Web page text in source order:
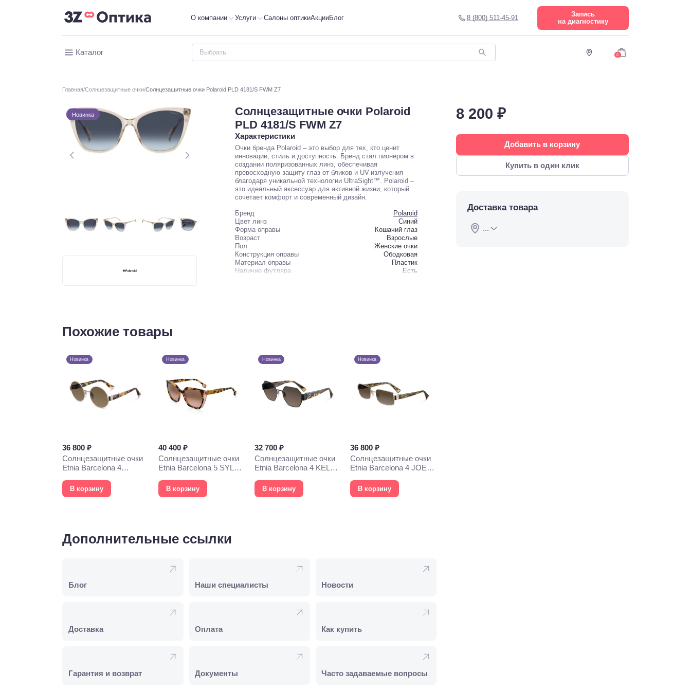
О компании Услуги Салоны оптикиАкцииБлог 8 (800) 511-45-91
Запись
на диагностику
Каталог 0
Главная Солнцезащитные очки Солнцезащитные очки Polaroid PLD 4181/S FWM Z7
Новинка
Солнцезащитные очки Polaroid
PLD 4181/S FWM Z7
Характеристики
Очки бренда Polaroid – это выбор для тех, кто ценит
инновации, стиль и доступность. Бренд стал пионером в
создании поляризованных линз, обеспечивая
превосходную защиту глаз от бликов и UV-излучения
благодаря уникальной технологии UltraSight™. Polaroid –
это идеальный аксессуар для активной жизни, который
сочетает комфорт и современный дизайн.
Бренд
Polaroid
Цвет линз
Синий
Форма оправы
Кошачий глаз
Возраст
Взрослые
Пол
Женские очки
Конструкция оправы
Ободковая
Материал оправы
Пластик
Наличие футляра
Есть
8 200 ₽
Добавить в корзину
Купить в один клик
Доставка товара
...
Похожие товары
Новинка
36 800 ₽
Солнцезащитные очки
Etnia Barcelona 4
В корзину
Новинка
40 400 ₽
Солнцезащитные очки
Etnia Barcelona 5 SYLYS
В корзину
Новинка
32 700 ₽
Солнцезащитные очки
Etnia Barcelona 4 KELLY
В корзину
Новинка
36 800 ₽
Солнцезащитные очки
Etnia Barcelona 4 JOEY
В корзину
Дополнительные ссылки
Блог Наши специалисты Новости
Доставка Оплата Как купить
Гарантия и возврат Документы Часто задаваемые вопросы